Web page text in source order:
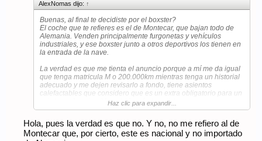
AlexNomas dijo: ↑
Buenas, al final te decidiste por el boxster?
El coche que te refieres es el de Montecar, que bajan todo de
Alemania. Venden principalmente furgonetas y vehículos
industriales, y ese boxster junto a otros deportivos los tienen en
la entrada de la nave.
La verdad es que me tienta el anuncio porque a mí me da igual
que tenga matricula M o 200.000km mientras tenga un historial
adecuado y me dejen revisarlo a fondo, tiene asientos
calefactables que considero que es un extra obligatorio para un
cabrio en Asturias. Me saldría más barato ir a por este que
bajarme uno en las mismas condiciones de Alemania.
a ver si me presento en este foro en condiciones de una vez.
Haz clic para expandir...
Hola, pues la verdad es que no. Y no, no me refiero al de
Montecar que, por cierto, este es nacional y no importado